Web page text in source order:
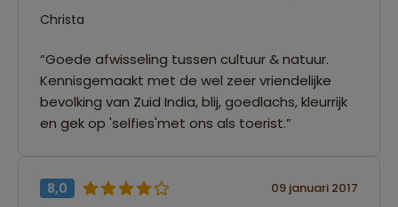
Christa
“Goede afwisseling tussen cultuur & natuur.
Kennisgemaakt met de wel zeer vriendelijke
bevolking van Zuid India, blij, goedlachs, kleurrijk
en gek op 'selfies'met ons als toerist.”
8,0 09 januari 2017